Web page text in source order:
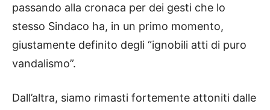
passando alla cronaca per dei gesti che lo
stesso Sindaco ha, in un primo momento,
giustamente definito degli “ignobili atti di puro
vandalismo”.
Dall’altra, siamo rimasti fortemente attoniti dalle